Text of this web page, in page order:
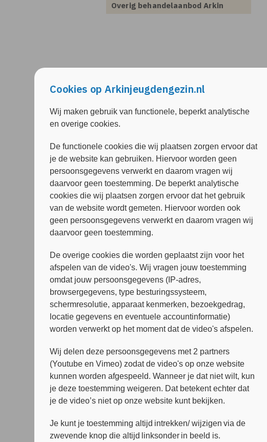
Overig behandelaanbod Arkin
Cookies op Arkinjeugdengezin.nl
Wij maken gebruik van functionele, beperkt analytische
en overige cookies.
De functionele cookies die wij plaatsen zorgen ervoor dat
je de website kan gebruiken. Hiervoor worden geen
persoonsgegevens verwerkt en daarom vragen wij
daarvoor geen toestemming. De beperkt analytische
cookies die wij plaatsen zorgen ervoor dat het gebruik
van de website wordt gemeten. Hiervoor worden ook
geen persoonsgegevens verwerkt en daarom vragen wij
daarvoor geen toestemming.
De overige cookies die worden geplaatst zijn voor het
afspelen van de video's. Wij vragen jouw toestemming
omdat jouw persoonsgegevens (IP-adres,
browsergegevens, type besturingssysteem,
schermresolutie, apparaat kenmerken, bezoekgedrag,
locatie gegevens en eventuele accountinformatie)
worden verwerkt op het moment dat de video's afspelen.
Wij delen deze persoonsgegevens met 2 partners
(Youtube en Vimeo) zodat de video's op onze website
kunnen worden afgespeeld. Wanneer je dat niet wilt, kun
je deze toestemming weigeren. Dat betekent echter dat
je de video’s niet op onze website kunt bekijken.
Je kunt je toestemming altijd intrekken/ wijzigen via de
zwevende knop die altijd linksonder in beeld is.